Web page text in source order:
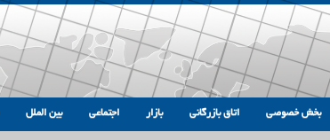
بخش خصوصی اتاق بازرگانی بازار اجتماعی بین الملل